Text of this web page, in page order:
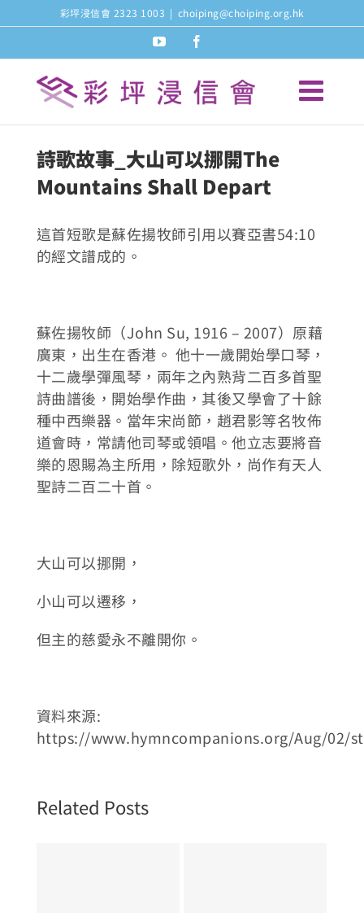
to
content
彩坪浸信會 2323 1003 | choiping@choiping.org.hk
youtube
詩歌故事_大山可以挪開The
Mountains Shall Depart
這首短歌是蘇佐揚牧師引用以賽亞書54:10
的經文譜成的。
蘇佐揚牧師（John Su, 1916 – 2007）原藉
廣東，出生在香港。 他十一歲開始學口琴，
十二歲學彈風琴，兩年之內熟背二百多首聖
詩曲譜後，開始學作曲，其後又學會了十餘
種中西樂器。當年宋尚節，趙君影等名牧佈
道會時，常請他司琴或領唱。他立志要將音
樂的恩賜為主所用，除短歌外，尚作有天人
聖詩二百二十首。
大山可以挪開，
小山可以遷移，
但主的慈愛永不離開你。
資料來源:
https://www.hymncompanions.org/Aug/02/
Related Posts